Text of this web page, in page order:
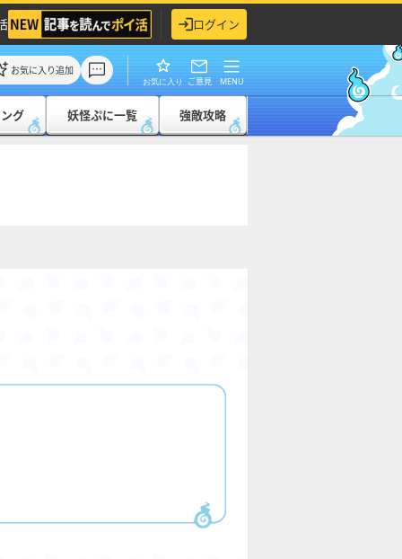
ログイン
お気に入り追加
お気に入り ご意見 MENU
グ 妖怪ぷに一覧 強敵攻略